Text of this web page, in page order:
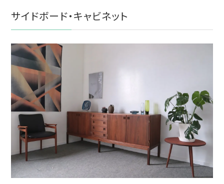
サイドボード・キャビネット